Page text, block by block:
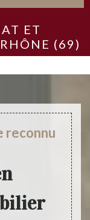
ET
(69)
reconnu